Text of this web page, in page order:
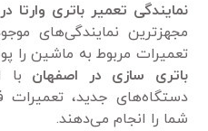
نمایندگی تعمیر باتری وارتا
مجهزترین نمایندگی‌های
تعمیرات مربوط به ماشین را
باتری سازی در اصفهان با
دستگاه‌های جدید،
شما را انجام می‌دهند.